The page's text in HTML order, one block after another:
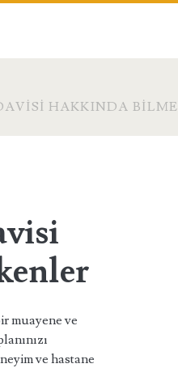
HAKKINDA
muayene ve
ve hastane